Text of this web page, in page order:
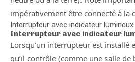
impérativement être connecté à la
Interrupteur avec indicateur lumineux
Interrupteur avec indicateur
Lorsqu’un interrupteur est installé
qu’il contrôle (comme une salle